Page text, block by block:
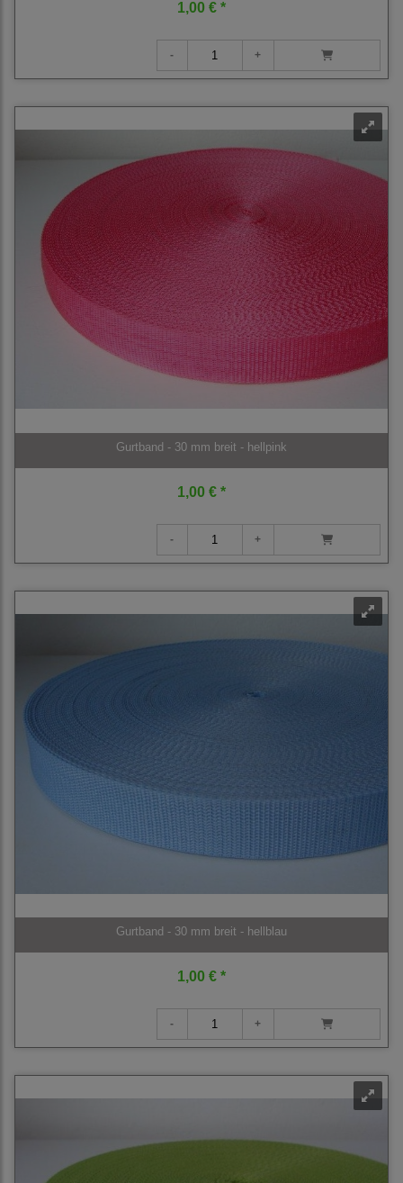
1,00 € *
Gurtband - 30 mm breit - hellpink
1,00 € *
Gurtband - 30 mm breit - hellblau
1,00 € *